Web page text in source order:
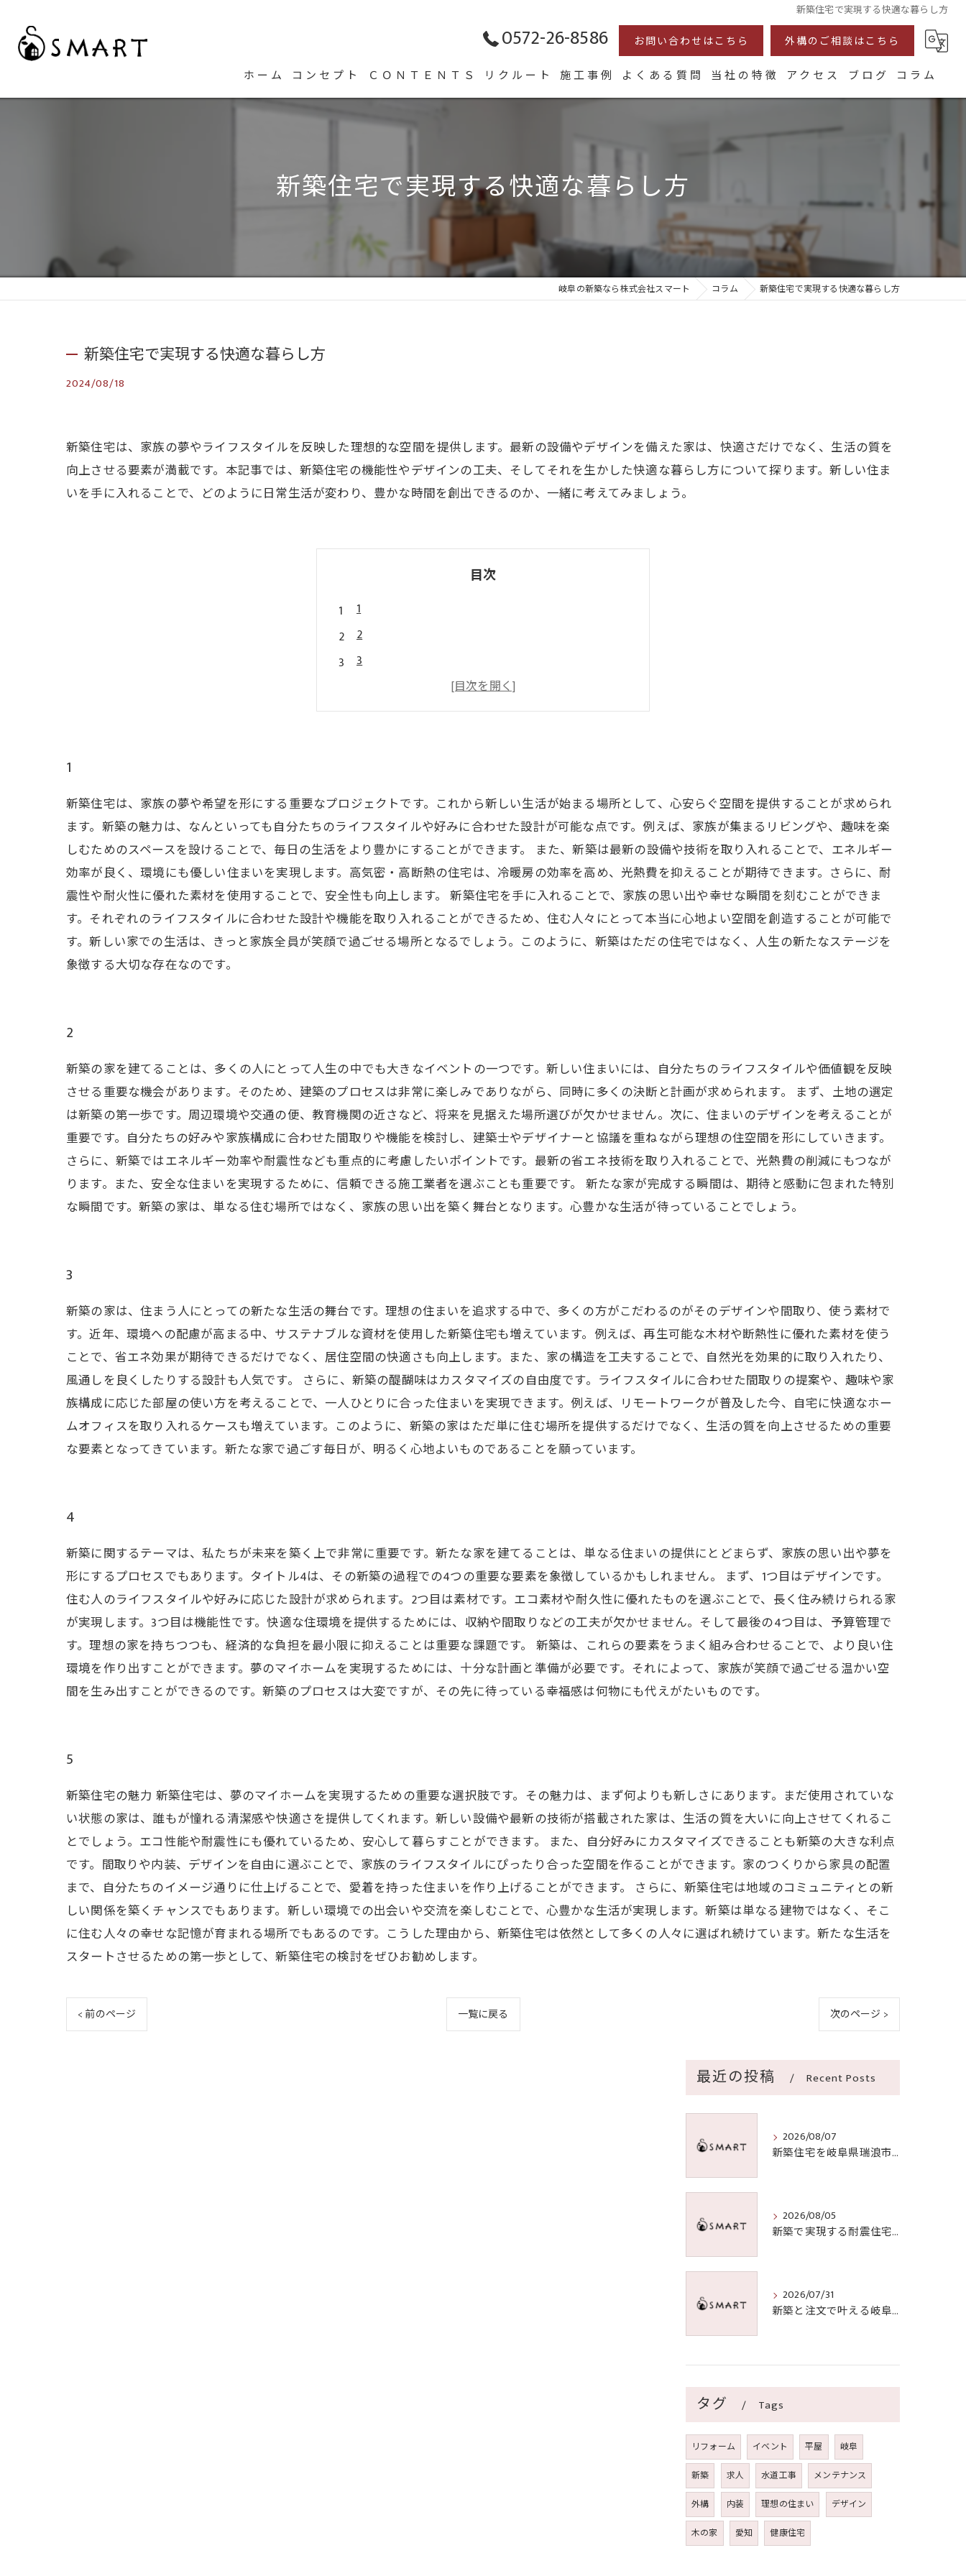
新築住宅で実現する快適な暮らし方
0572-26-8586 お問い合わせはこちら 外構のご相談はこちら
ホーム コンセプト
代表あいさつ
ＣＯＮＴＥＮＴＳ
HOMA
長く愛せる木の家「HUCK」
リクルート 施工事例 よくある質問 当社の特徴
リフォーム
自然素材
アクセス ブログ コラム
新築住宅で実現する快適な暮らし方
岐阜の新築なら株式会社スマート コラム 新築住宅で実現する快適な暮らし方
新築住宅で実現する快適な暮らし方
2024/08/18
新築住宅は、家族の夢やライフスタイルを反映した理想的な空間を提供します。最新の設備やデザインを備えた家は、快適さだけでなく、生活の質を
向上させる要素が満載です。本記事では、新築住宅の機能性やデザインの工夫、そしてそれを生かした快適な暮らし方について探ります。新しい住ま
いを手に入れることで、どのように日常生活が変わり、豊かな時間を創出できるのか、一緒に考えてみましょう。
目次
1
2
3
5
1
新築住宅は、家族の夢や希望を形にする重要なプロジェクトです。これから新しい生活が始まる場所として、心安らぐ空間を提供することが求められ
ます。新築の魅力は、なんといっても自分たちのライフスタイルや好みに合わせた設計が可能な点です。例えば、家族が集まるリビングや、趣味を楽
しむためのスペースを設けることで、毎日の生活をより豊かにすることができます。 また、新築は最新の設備や技術を取り入れることで、エネルギー
効率が良く、環境にも優しい住まいを実現します。高気密・高断熱の住宅は、冷暖房の効率を高め、光熱費を抑えることが期待できます。さらに、耐
震性や耐火性に優れた素材を使用することで、安全性も向上します。 新築住宅を手に入れることで、家族の思い出や幸せな瞬間を刻むことができま
す。それぞれのライフスタイルに合わせた設計や機能を取り入れることができるため、住む人々にとって本当に心地よい空間を創造することが可能で
す。新しい家での生活は、きっと家族全員が笑顔で過ごせる場所となるでしょう。このように、新築はただの住宅ではなく、人生の新たなステージを
象徴する大切な存在なのです。
2
新築の家を建てることは、多くの人にとって人生の中でも大きなイベントの一つです。新しい住まいには、自分たちのライフスタイルや価値観を反映
させる重要な機会があります。そのため、建築のプロセスは非常に楽しみでありながら、同時に多くの決断と計画が求められます。 まず、土地の選定
は新築の第一歩です。周辺環境や交通の便、教育機関の近さなど、将来を見据えた場所選びが欠かせません。次に、住まいのデザインを考えることが
重要です。自分たちの好みや家族構成に合わせた間取りや機能を検討し、建築士やデザイナーと協議を重ねながら理想の住空間を形にしていきます。
さらに、新築ではエネルギー効率や耐震性なども重点的に考慮したいポイントです。最新の省エネ技術を取り入れることで、光熱費の削減にもつなが
ります。また、安全な住まいを実現するために、信頼できる施工業者を選ぶことも重要です。 新たな家が完成する瞬間は、期待と感動に包まれた特別
な瞬間です。新築の家は、単なる住む場所ではなく、家族の思い出を築く舞台となります。心豊かな生活が待っていることでしょう。
3
新築の家は、住まう人にとっての新たな生活の舞台です。理想の住まいを追求する中で、多くの方がこだわるのがそのデザインや間取り、使う素材で
す。近年、環境への配慮が高まる中、サステナブルな資材を使用した新築住宅も増えています。例えば、再生可能な木材や断熱性に優れた素材を使う
ことで、省エネ効果が期待できるだけでなく、居住空間の快適さも向上します。また、家の構造を工夫することで、自然光を効果的に取り入れたり、
風通しを良くしたりする設計も人気です。 さらに、新築の醍醐味はカスタマイズの自由度です。ライフスタイルに合わせた間取りの提案や、趣味や家
族構成に応じた部屋の使い方を考えることで、一人ひとりに合った住まいを実現できます。例えば、リモートワークが普及した今、自宅に快適なホー
ムオフィスを取り入れるケースも増えています。このように、新築の家はただ単に住む場所を提供するだけでなく、生活の質を向上させるための重要
な要素となってきています。新たな家で過ごす毎日が、明るく心地よいものであることを願っています。
4
新築に関するテーマは、私たちが未来を築く上で非常に重要です。新たな家を建てることは、単なる住まいの提供にとどまらず、家族の思い出や夢を
形にするプロセスでもあります。タイトル4は、その新築の過程での4つの重要な要素を象徴しているかもしれません。 まず、1つ目はデザインです。
住む人のライフスタイルや好みに応じた設計が求められます。2つ目は素材です。エコ素材や耐久性に優れたものを選ぶことで、長く住み続けられる家
が実現します。3つ目は機能性です。快適な住環境を提供するためには、収納や間取りなどの工夫が欠かせません。そして最後の4つ目は、予算管理で
す。理想の家を持ちつつも、経済的な負担を最小限に抑えることは重要な課題です。 新築は、これらの要素をうまく組み合わせることで、より良い住
環境を作り出すことができます。夢のマイホームを実現するためには、十分な計画と準備が必要です。それによって、家族が笑顔で過ごせる温かい空
間を生み出すことができるのです。新築のプロセスは大変ですが、その先に待っている幸福感は何物にも代えがたいものです。
5
新築住宅の魅力 新築住宅は、夢のマイホームを実現するための重要な選択肢です。その魅力は、まず何よりも新しさにあります。まだ使用されていな
い状態の家は、誰もが憧れる清潔感や快適さを提供してくれます。新しい設備や最新の技術が搭載された家は、生活の質を大いに向上させてくれるこ
とでしょう。エコ性能や耐震性にも優れているため、安心して暮らすことができます。 また、自分好みにカスタマイズできることも新築の大きな利点
です。間取りや内装、デザインを自由に選ぶことで、家族のライフスタイルにぴったり合った空間を作ることができます。家のつくりから家具の配置
まで、自分たちのイメージ通りに仕上げることで、愛着を持った住まいを作り上げることができます。 さらに、新築住宅は地域のコミュニティとの新
しい関係を築くチャンスでもあります。新しい環境での出会いや交流を楽しむことで、心豊かな生活が実現します。新築は単なる建物ではなく、そこ
に住む人々の幸せな記憶が育まれる場所でもあるのです。こうした理由から、新築住宅は依然として多くの人々に選ばれ続けています。新たな生活を
スタートさせるための第一歩として、新築住宅の検討をぜひお勧めします。
< 前のページ 一覧に戻る 次のページ >
最近の投稿 Recent Posts
2026/08/07
新築住宅を岐阜県瑞浪市で選ぶ価格や間取り比較と購入ポイント
2026/08/05
新築で実現する耐震住宅の選び方と安心できる岐阜県での基準徹底ガイド
2026/07/31
新築と注文で叶える岐阜県の理想の住まいを無理なく実現する価格と選び方ガイド
タグ Tags
リフォーム イベント 平屋
岐阜
新築
求人 水道工事
メンテナンス
外構
内装 理想の住まい
デザイン
木の家
愛知 健康住宅